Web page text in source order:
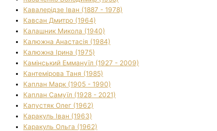
Кавалерідзе Іван (1887 - 1978)
Кавсан Дмитро (1964)
Калашник Микола (1940)
Калюжна Анастасія (1984)
Калюжна Ірина (1975)
Камінський Еммануїл (1927 - 2009)
Кантемірова Таня (1985)
Каплан Марк (1905 - 1990)
Каплан Самуїл (1928 - 2021)
Капустяк Олег (1962)
Каракуль Іван (1963)
Каракуль Ольга (1962)